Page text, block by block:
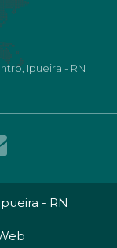
Ipueira - RN
- RN